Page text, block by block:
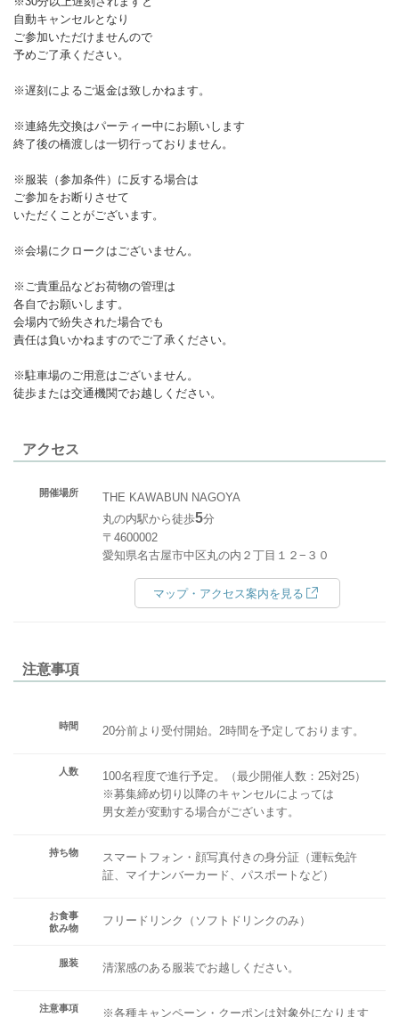
自動キャンセルとなり
ご参加いただけませんので
予めご了承ください。
※遅刻によるご返金は致しかねます。
※連絡先交換はパーティー中にお願いします
終了後の橋渡しは一切行っておりません。
※服装（参加条件）に反する場合は
ご参加をお断りさせて
いただくことがございます。
※会場にクロークはございません。
※ご貴重品などお荷物の管理は
各自でお願いします。
会場内で紛失された場合でも
責任は負いかねますのでご了承ください。
※駐車場のご用意はございません。
徒歩または交通機関でお越しください。
アクセス
開催場所
THE KAWABUN NAGOYA
丸の内駅から徒歩5分
〒4600002
愛知県名古屋市中区丸の内２丁目１２−３０
マップ・アクセス案内を見る
注意事項
時間 20分前より受付開始。2時間を予定しております。
人数
100名程度で進行予定。（最少開催人数：25対25）
※募集締め切り以降のキャンセルによっては
男女差が変動する場合がございます。
持ち物
スマートフォン・顔写真付きの身分証（運転免許
証、マイナンバーカード、パスポートなど）
お食事
飲み物
フリードリンク（ソフトドリンクのみ）
服装 清潔感のある服装でお越しください。
注意事項
※各種キャンペーン・クーポンは対象外になります